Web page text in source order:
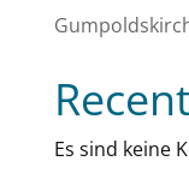
Es sind keine